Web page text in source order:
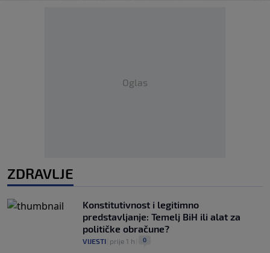
Oglas
ZDRAVLJE
Konstitutivnost i legitimno
predstavljanje: Temelj BiH ili alat za
političke obračune?
VIJESTI prije 1 h 0